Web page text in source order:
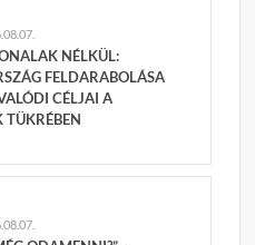
NÉLKÜL:
FELDARABOLÁSA
CÉLJAI A
TÜKRÉBEN